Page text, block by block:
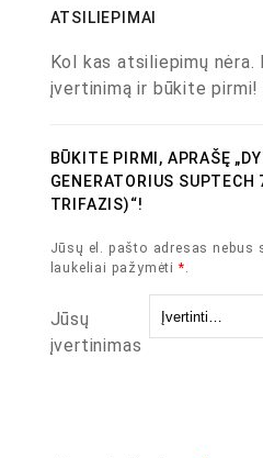
ATSILIEPIMAI
Kol kas atsiliepimų
įvertinimą ir būkite pirmi!
BŪKITE PIRMI, APRAŠĘ
GENERATORIUS
TRIFAZIS)“!
Jūsų el. pašto adresas nebus
laukeliai pažymėti *.
Jūsų
įvertinimas